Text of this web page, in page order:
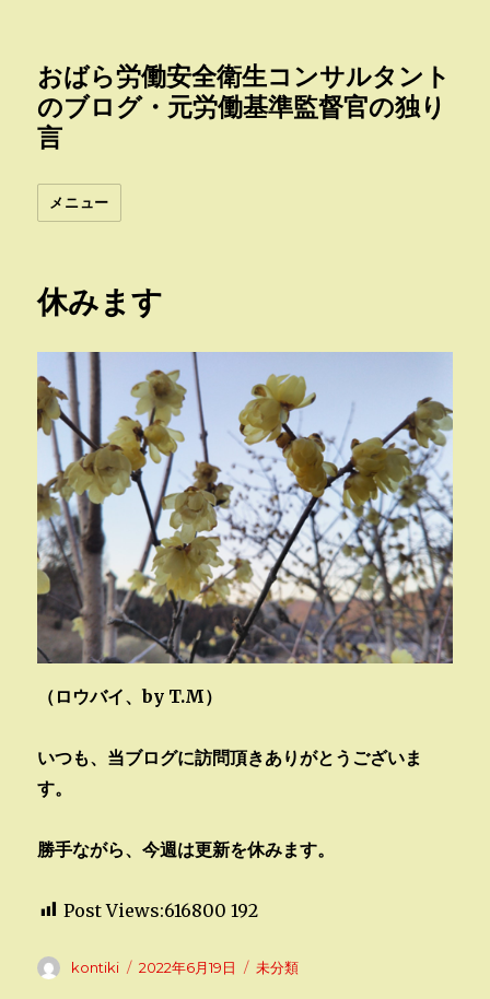
おばら労働安全衛生コンサルタント
のブログ・元労働基準監督官の独り
言
メニュー
休みます
（ロウバイ、by T.M）
いつも、当ブログに訪問頂きありがとうございま
す。
勝手ながら、今週は更新を休みます。
Post Views:616800 192
投
kontiki
投
2022年6月19日
カ
未分類